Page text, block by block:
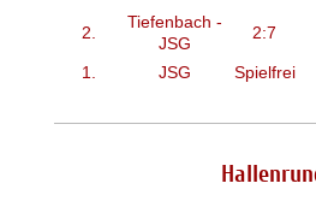
2.
Tiefenbach -
JSG
2:7
1.
JSG Spielfrei